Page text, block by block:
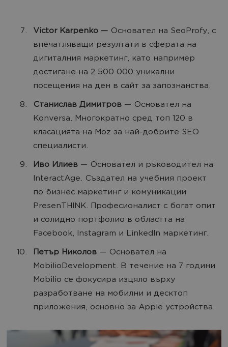
Victor Karpenko — Основател на SeoProfy, с
впечатляващи резултати в сферата на
дигиталния маркетинг, като например
достигане на 2 500 000 уникални
посещения на ден в сайт за запознанства.
Станислав Димитров — Основател на
Konversa. Многократно сред топ 120 в
класацията на Moz за най-добрите SEO
специалисти.
Иво Илиев — Основател и ръководител на
InteractAge. Създател на учебния проект
по бизнес маркетинг и комуникации
PresenTHINK. Професионалист с богат опит
и солидно портфолио в областта на
Facebook, Instagram и LinkedIn маркетинг.
Петър Николов — Основател на
MobilioDevelopment. В течение на 7 години
Mobilio се фокусира изцяло върху
разработване на мобилни и десктоп
приложения, основно за Apple устройства.